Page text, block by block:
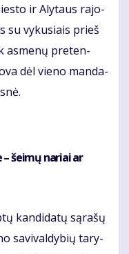
ir Aly­taus ra­jo­
su vy­ku­siais prieš
as­me­nų pre­ten­
dėl vie­no man­da­
šei­mų na­riai ar
kan­di­da­tų są­ra­šų
sa­vi­val­dy­bių ta­ry­